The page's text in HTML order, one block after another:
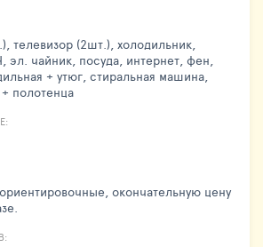
телевизор (2шт.), холодильник,
эл. чайник, посуда, интернет, фен,
+ утюг, стиральная машина,
полотенца
окончательную цену